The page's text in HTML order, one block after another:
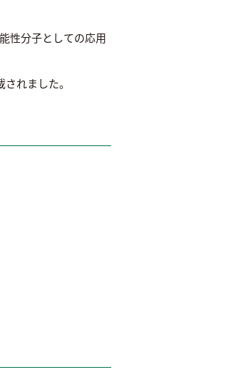
性分子としての応用
れました。